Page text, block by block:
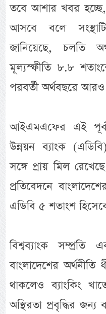
তবে আশার খবর হচ্ছে,
আসবে বলে
জানিয়েছে, চলতি
মূল্যস্ফীতি ৮.৮
পরবর্তী অর্থবছরে
আইএমএফের এই
উন্নয়ন ব্যাংক
সঙ্গে প্রায় মিল
প্রতিবেদনে
এডিবি ৫ শতাংশ
বিশ্বব্যাংক সম্প্রতি
বাংলাদেশের
থাকলেও ব্যাংকিং
অস্থিরতা প্রবৃদ্ধির